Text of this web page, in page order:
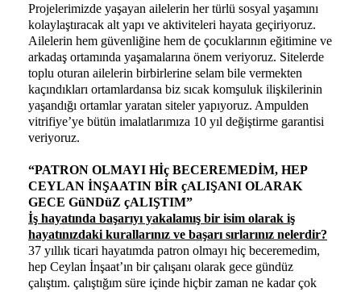
Projelerimizde yaşayan ailelerin her türlü sosyal yaşamını
kolaylaştıracak alt yapı ve aktiviteleri hayata geçiriyoruz.
Ailelerin hem güvenliğine hem de çocuklarının eğitimine ve
arkadaş ortamında yaşamalarına önem veriyoruz. Sitelerde
toplu oturan ailelerin birbirlerine selam bile vermekten
kaçındıkları ortamlardansa biz sıcak komşuluk ilişkilerinin
yaşandığı ortamlar yaratan siteler yapıyoruz. Ampulden
vitrifiye’ye bütün imalatlarımıza 10 yıl değiştirme garantisi
veriyoruz.
“PATRON OLMAYI Hİç BECEREMEDİM, HEP
CEYLAN İNŞAATIN BİR çALIŞANI OLARAK
GECE GüNDüZ çALIŞTIM”
İş hayatında başarıyı yakalamış bir isim olarak iş
hayatınızdaki kurallarınız ve başarı sırlarınız nelerdir?
37 yıllık ticari hayatımda patron olmayı hiç beceremedim,
hep Ceylan İnşaat’ın bir çalışanı olarak gece gündüz
çalıştım. çalıştığım süre içinde hiçbir zaman ne kadar çok